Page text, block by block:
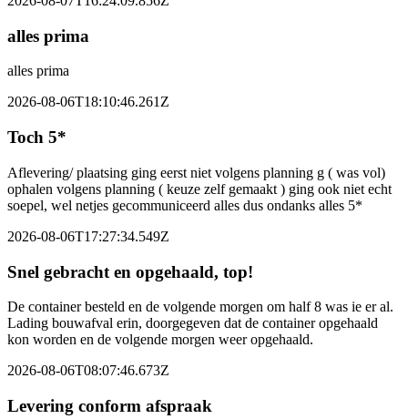
alles prima
alles prima
2026-08-06T18:10:46.261Z
Toch 5*
Aflevering/ plaatsing ging eerst niet volgens planning g ( was vol)
ophalen volgens planning ( keuze zelf gemaakt ) ging ook niet echt
soepel, wel netjes gecommuniceerd alles dus ondanks alles 5*
2026-08-06T17:27:34.549Z
Snel gebracht en opgehaald, top!
De container besteld en de volgende morgen om half 8 was ie er al.
Lading bouwafval erin, doorgegeven dat de container opgehaald
kon worden en de volgende morgen weer opgehaald.
2026-08-06T08:07:46.673Z
Levering conform afspraak